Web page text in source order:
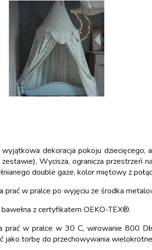
dekoracja pokoju dziecięcego,
Wycisza, ogranicza przestrzeń
double gaze, kolor miętowy z
prać w pralce po wyjęciu ze środka
z certyfikatem OEKO-TEX®.
prać w pralce w 30 C, wirowanie 800
jako torbę do przechowywania